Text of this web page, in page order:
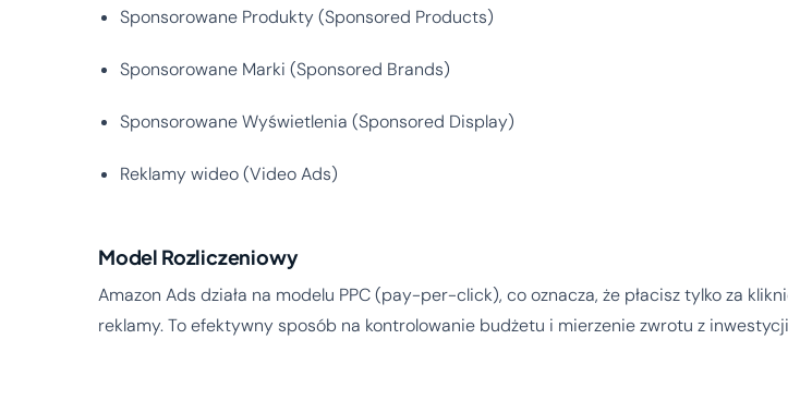
Sponsorowane Produkty (Sponsored Products)
Sponsorowane Marki (Sponsored Brands)
Sponsorowane Wyświetlenia (Sponsored Display)
Reklamy wideo (Video Ads)
Model Rozliczeniowy
Amazon Ads działa na modelu PPC (pay-per-click), co oznacza, że płacisz tylko za
reklamy. To efektywny sposób na kontrolowanie budżetu i mierzenie zwrotu z